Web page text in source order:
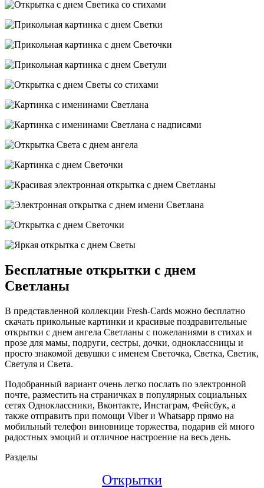
Бесплатные открытки с днем
Светланы
В представленной коллекции Fresh-Cards можно бесплатно
скачать прикольные картинки и красивые поздравительные
открытки с днем ангела Светланы с пожеланиями в стихах и
прозе для мамы, подруги, сестры, дочки, одноклассницы и
просто знакомой девушки с именем Светочка, Светка, Светик,
Светуля и Света.
Подобранный вариант очень легко послать по электронной
почте, разместить на страничках в популярных социальных
сетях Одноклассники, Вконтакте, Инстаграм, Фейсбук, а
также отправить при помощи Viber и Whatsapp прямо на
мобильный телефон виновнице торжества, подарив ей много
радостных эмоций и отличное настроение на весь день.
Разделы
Открытки